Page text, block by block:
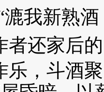
我新熟酒
者还家后
乐，斗酒